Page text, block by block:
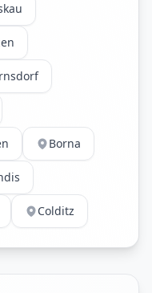
Borna
Colditz